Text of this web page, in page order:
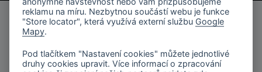
projekty
o značce
produkty
kolekce svítidel
reklamu na míru. Nezbytnou součástí webu je funkce
"Store locator", která využívá externí službu Google
Mapy.
Pod tlačítkem "Nastavení cookies" můžete jednotlivé
druhy cookies upravit. Více informací o zpracování